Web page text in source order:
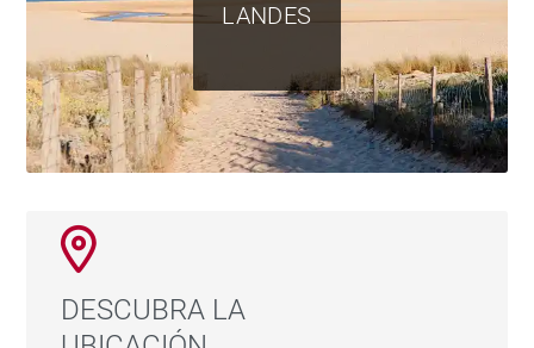
LANDES
DESCUBRA LA